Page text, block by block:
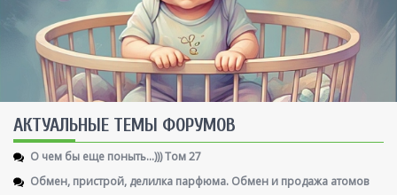
AКТУАЛЬНЫЕ ТЕМЫ ФОРУМОВ
О чем бы еще поныть...))) Том 27
Обмен, пристрой, делилка парфюма. Обмен и продажа атомов